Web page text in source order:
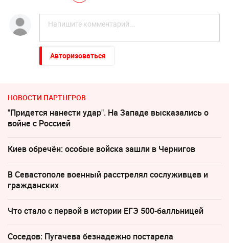
Авторизоваться
НОВОСТИ ПАРТНЕРОВ
"Придется нанести удар". На Западе высказались о
войне с Россией
Киев обречён: особые войска зашли в Чернигов
В Севастополе военный расстрелял сослуживцев и
гражданских
Что стало с первой в истории ЕГЭ 500-балльницей
Соседов: Пугачева безнадежно постарела